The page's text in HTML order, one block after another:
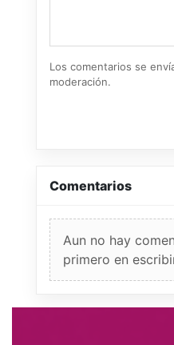
Los comentarios se
moderación.
Comentarios
Aun no hay
primero en